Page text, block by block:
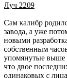
Луч 2209
Сам калибр
завода, а уже
новыми
собственным
упомянутые выше
что двое
одинаковых с